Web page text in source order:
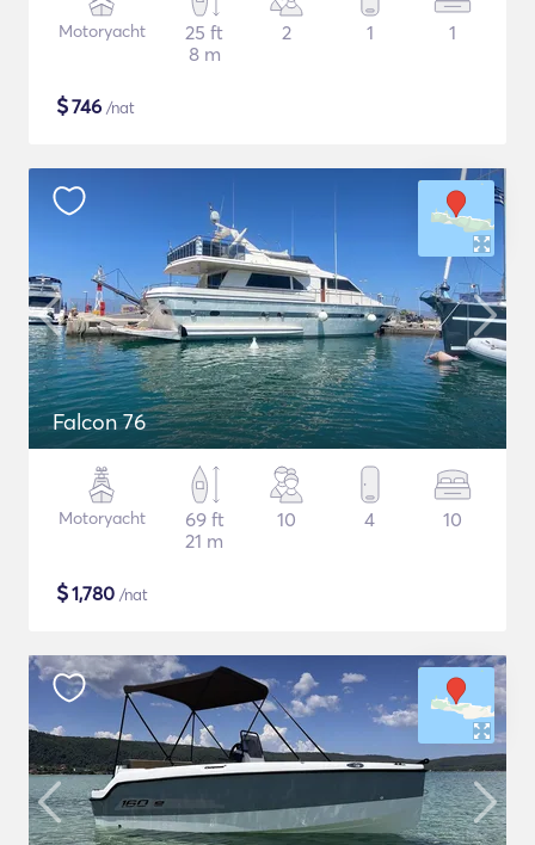
Motoryacht
25 ft
8 m
2 1 1
$746 /nat
Falcon 76
Motoryacht
69 ft
21 m
10 4 10
$1,780 /nat